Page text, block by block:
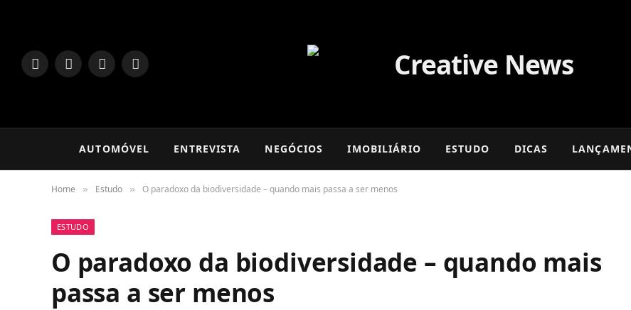
LinkedInFacebookInstagram
TikTok
AUTOMÓVEL ENTREVISTA NEGÓCIOS IMOBILIÁRIO ESTUDO DICAS
Home » Estudo » O paradoxo da biodiversidade – quando mais passa a ser menos
ESTUDO
O paradoxo da biodiversidade – quando mais
passa a ser menos